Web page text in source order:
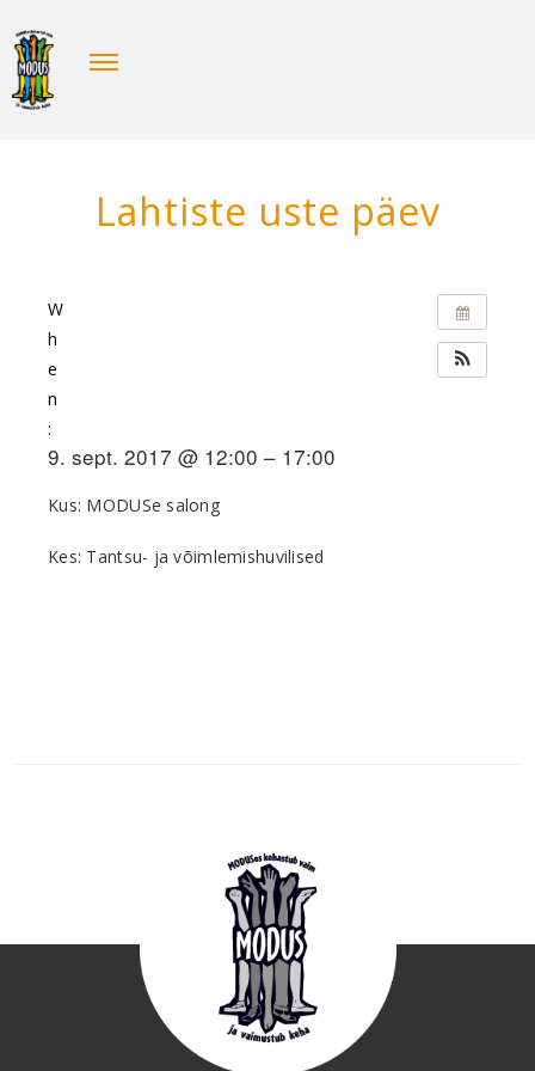
Lahtiste uste päev
W
h
e
n
:
9. sept. 2017 @ 12:00 – 17:00
Kus: MODUSe salong
Kes: Tantsu- ja võimlemishuvilised